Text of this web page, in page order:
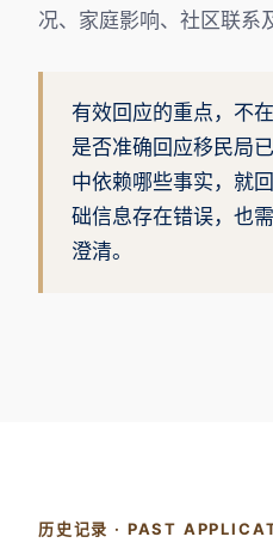
况、家庭影响、社区联系
有效回应的重点，不
是否准确回应移民局
中依赖哪些事实，就
础信息存在错误，也
澄清。
历史记录 · PAST